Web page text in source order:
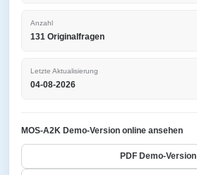
Anzahl
131 Originalfragen
Letzte Aktualisierung
04-08-2026
MOS-A2K Demo-Version online ansehen
PDF Demo-Version